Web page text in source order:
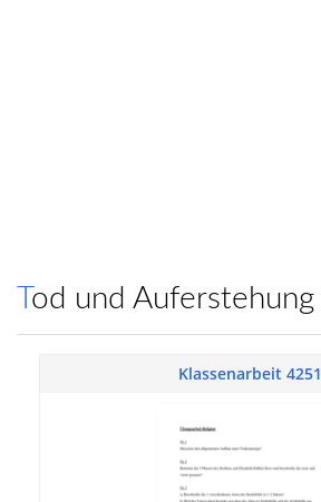
Tod und Auferstehung
Klassenarbeit 4251